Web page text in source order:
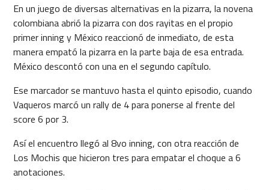
En un juego de diversas alternativas en la pizarra, la novena
colombiana abrió la pizarra con dos rayitas en el propio
primer inning y México reaccionó de inmediato, de esta
manera empató la pizarra en la parte baja de esa entrada.
México descontó con una en el segundo capítulo.
Ese marcador se mantuvo hasta el quinto episodio, cuando
Vaqueros marcó un rally de 4 para ponerse al frente del
score 6 por 3.
Así el encuentro llegó al 8vo inning, con otra reacción de
Los Mochis que hicieron tres para empatar el choque a 6
anotaciones.